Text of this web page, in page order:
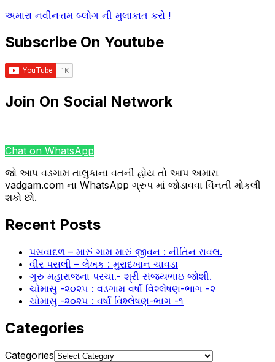
અમારા નવીનત્તમ બ્લોગ ની મુલાકાત કરો !
Subscribe On Youtube
Join On Social Network
Chat on WhatsApp
જો આપ વડગામ તાલુકાના વતની હોય તો આપ અમારા
vadgam.com ના WhatsApp ગ્રુપ માં જોડાવવા વિંનતી મોકલી
શકો છો.
Recent Posts
પસવાદળ – મારું ગામ મારું જીવન : નીતિન રાવલ.
વીર પસલી – લેખક : મુરાદખાન ચાવડા
ગુરુ મહારાજના પરચા.- શ્રી સંજયભાઇ જોશી.
ચોમાસુ -૨૦૨૫ : વડગામ વર્ષા વિશ્લેષણ-ભાગ -૨
ચોમાસુ -૨૦૨૫ : વર્ષા વિશ્લેષણ-ભાગ -૧
Categories
Categories